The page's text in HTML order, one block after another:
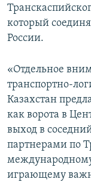
который
России.
«Отдельное
транспортно-
Казахстан
как ворота в
выход в
партнерами по
играющему